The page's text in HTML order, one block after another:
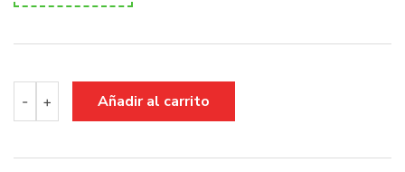
-
3d
fps3d07a
glasses
+ Añadir al carrito